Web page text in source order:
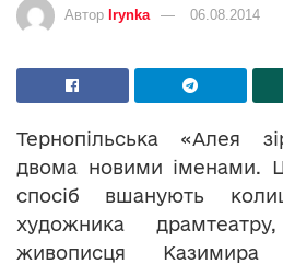
Автор Irynka 06.08.2014
Тернопільська «Алея
двома новими іменами.
спосіб вшанують
художника
живописця Казимира